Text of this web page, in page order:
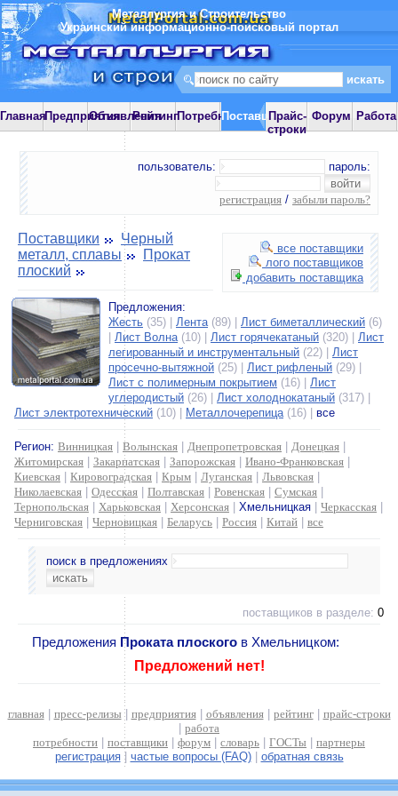
Металлургия и Строительство
Украинский информационно-поисковый портал
ГлавнаяПредприятияОбъявления
РейтингПотребностиПоставщики
Прайс-
строки
Форум Работа
пользователь: пароль:
регистрация / забыли пароль?
все поставщики
лого поставщиков
добавить поставщика
Поставщики
Черный
металл, сплавы
Прокат
плоский
Предложения:
Жесть (35) | Лента(89) | Лист биметаллический (6)
Лист Волна(10) | Лист горячекатаный (320) | Лист
легированный и инструментальный (22) | Лист
просечно-вытяжной (25) | Лист рифленый (29) |
Лист с полимерным покрытием (16) | Лист
углеродистый (26) | Лист холоднокатаный (317) |
Лист электротехнический (10) | Металлочерепица(16) | все
Регион: Винницкая Волынская Днепропетровская Донецкая
Житомирская
Закарпатская Запорожская Ивано-Франковская
Киевская
Кировоградская Крым Луганская Львовская
Николаевская
Одесская Полтавская Ровенская Сумская
Тернопольская
Харьковская Херсонская Хмельницкая Черкасская
Черниговская
Черновицкая Беларусь Россия Китай все
поиск в предложениях
поставщиков в разделе: 0
Предложения Проката плоского в Хмельницком:
Предложений нет!
главная| пресс-релизы | предприятия| объявления| рейтинг| прайс-строки
работа
потребности
поставщики форум словарь ГОСТы
партнеры
регистрация| частые вопросы (FAQ)| обратная связь